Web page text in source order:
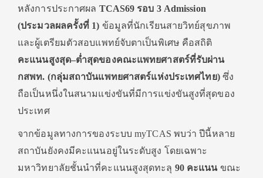
หลังการประกาศผล TCAS69 รอบ 3 Admission
(ประมวลผลครั้งที่ 1) ข้อมูลที่นักเรียนสายวิทย์สุขภาพ
และผู้เตรียมตัวสอบแพทย์จับตาเป็นพิเศษ คือสถิติ
คะแนนสูงสุด–ต่ำสุดของคณะแพทยศาสตร์ที่รับผ่าน
กสพท. (กลุ่มสถาบันแพทยศาสตร์แห่งประเทศไทย)ซึ่ง
ถือเป็นหนึ่งในสนามแข่งขันที่มีการแข่งขันสูงที่สุดของ
ประเทศ
จากข้อมูลทางการของระบบ myTCAS พบว่า ปีนี้หลาย
สถาบันยังคงมีคะแนนอยู่ในระดับสูง โดยเฉพาะ
มหาวิทยาลัยชั้นนำที่คะแนนสูงสุดทะลุ 90 คะแนนขณะ